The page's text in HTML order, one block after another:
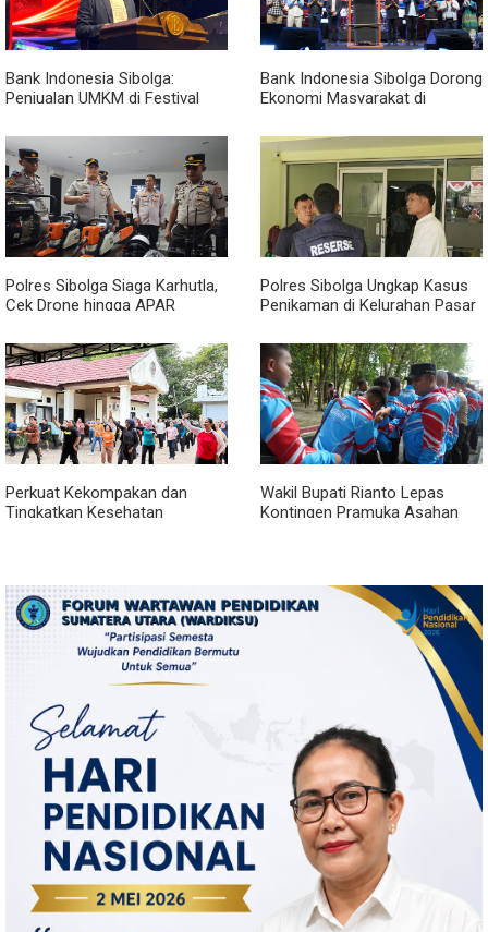
Bank Indonesia Sibolga:
Penjualan UMKM di Festival
Bank Indonesia Sibolga Dorong
Ekonomi Masyarakat di
2026
Polres Sibolga Siaga Karhutla,
Cek Drone hingga APAR
Polres Sibolga Ungkap Kasus
Penikaman di Kelurahan Pasar
Perkuat Kekompakan dan
Tingkatkan Kesehatan
Wakil Bupati Rianto Lepas
Kontingen Pramuka Asahan